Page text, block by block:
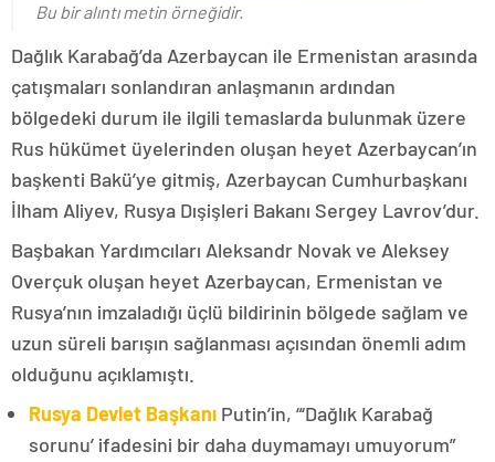
Bu bir alıntı metin örneğidir.
Dağlık Karabağ’da Azerbaycan ile Ermenistan arasında
çatışmaları sonlandıran anlaşmanın ardından
bölgedeki durum ile ilgili temaslarda bulunmak üzere
Rus hükümet üyelerinden oluşan heyet Azerbaycan’ın
başkenti Bakü’ye gitmiş, Azerbaycan Cumhurbaşkanı
İlham Aliyev, Rusya Dışişleri Bakanı Sergey Lavrov’dur.
Başbakan Yardımcıları Aleksandr Novak ve Aleksey
Overçuk oluşan heyet Azerbaycan, Ermenistan ve
Rusya’nın imzaladığı üçlü bildirinin bölgede sağlam ve
uzun süreli barışın sağlanması açısından önemli adım
olduğunu açıklamıştı.
Rusya Devlet Başkanı Putin’in, “‘Dağlık Karabağ
sorunu’ ifadesini bir daha duymamayı umuyorum”